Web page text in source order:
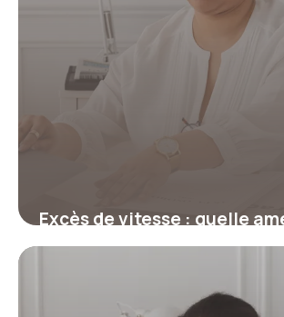
Excès de vitesse : quelle
combien de points selon le
17 juillet 2026